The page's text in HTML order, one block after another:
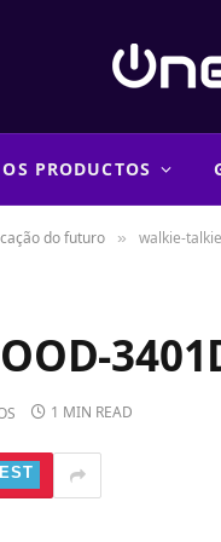
PRODUCTOS
do futuro » walkie-
1 MIN READ